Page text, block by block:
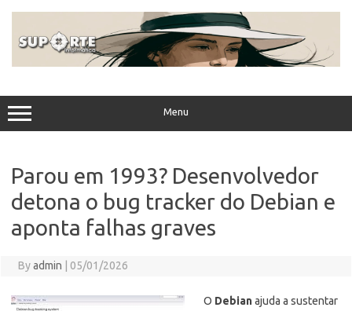
Menu
Parou em 1993? Desenvolvedor
detona o bug tracker do Debian e
aponta falhas graves
Byadmin 05/01/2026
O Debianajuda a sustentar